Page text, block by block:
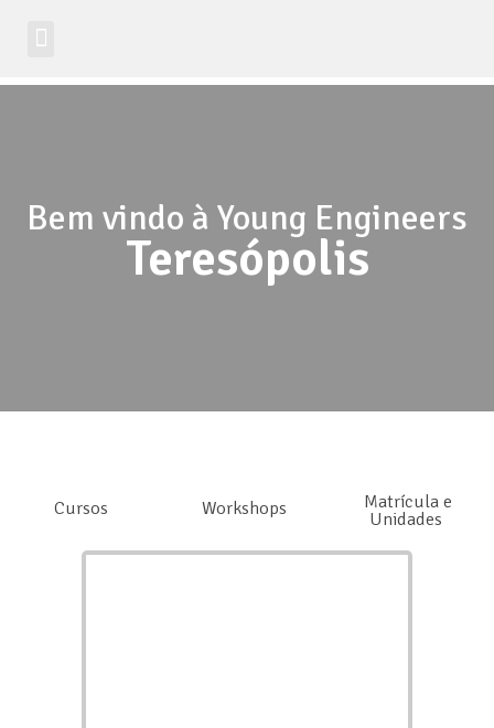
Bem vindo à Young Engineers
Teresópolis
Cursos Workshops Matrícula e
Unidades